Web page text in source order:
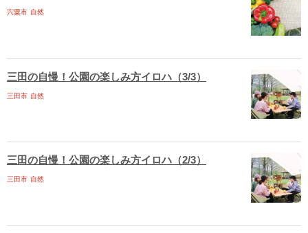
宍粟市 自然
三田の自慢！公園の楽しみ方イロハ（3/3）
三田市 自然
三田の自慢！公園の楽しみ方イロハ（2/3）
三田市 自然